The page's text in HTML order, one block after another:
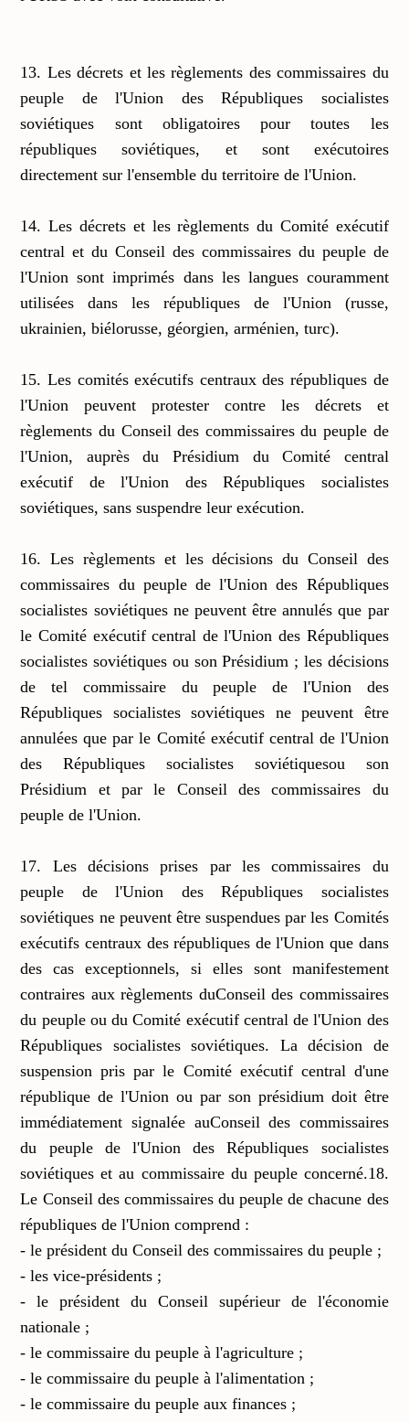
13. Les décrets et les règlements des commissaires du
peuple de l'Union des Républiques socialistes
soviétiques sont obligatoires pour toutes les
républiques soviétiques, et sont exécutoires
directement sur l'ensemble du territoire de l'Union.
14. Les décrets et les règlements du Comité exécutif
central et du Conseil des commissaires du peuple de
l'Union sont imprimés dans les langues couramment
utilisées dans les républiques de l'Union (russe,
ukrainien, biélorusse, géorgien, arménien, turc).
15. Les comités exécutifs centraux des républiques de
l'Union peuvent protester contre les décrets et
règlements du Conseil des commissaires du peuple de
l'Union, auprès du Présidium du Comité central
exécutif de l'Union des Républiques socialistes
soviétiques, sans suspendre leur exécution.
16. Les règlements et les décisions du Conseil des
commissaires du peuple de l'Union des Républiques
socialistes soviétiques ne peuvent être annulés que par
le Comité exécutif central de l'Union des Républiques
socialistes soviétiques ou son Présidium ; les décisions
de tel commissaire du peuple de l'Union des
Républiques socialistes soviétiques ne peuvent être
annulées que par le Comité exécutif central de l'Union
des Républiques socialistes soviétiquesou son
Présidium et par le Conseil des commissaires du
peuple de l'Union.
17. Les décisions prises par les commissaires du
peuple de l'Union des Républiques socialistes
soviétiques ne peuvent être suspendues par les Comités
exécutifs centraux des républiques de l'Union que dans
des cas exceptionnels, si elles sont manifestement
contraires aux règlements duConseil des commissaires
du peuple ou du Comité exécutif central de l'Union des
Républiques socialistes soviétiques. La décision de
suspension pris par le Comité exécutif central d'une
république de l'Union ou par son présidium doit être
immédiatement signalée auConseil des commissaires
du peuple de l'Union des Républiques socialistes
soviétiques et au commissaire du peuple concerné.18.
Le Conseil des commissaires du peuple de chacune des
républiques de l'Union comprend :
- le président du Conseil des commissaires du peuple ;
- les vice-présidents ;
- le président du Conseil supérieur de l'économie
nationale ;
- le commissaire du peuple à l'agriculture ;
- le commissaire du peuple à l'alimentation ;
- le commissaire du peuple aux finances ;